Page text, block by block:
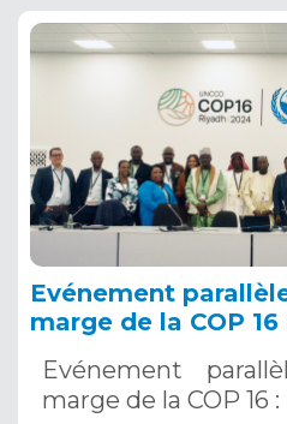
Evénement
marge de la COP
Systèmes d’Alerte
Multirisques. 12
Evénement
marge de la COP 16